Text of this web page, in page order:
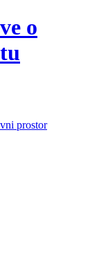
o
prostor